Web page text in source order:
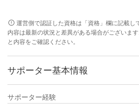
運営側で認証した資格は「資格」欄に記載し
内容は最新の状況と差異がある場合がございま
と内容をご確認ください。
サポーター基本情報
サポーター経験